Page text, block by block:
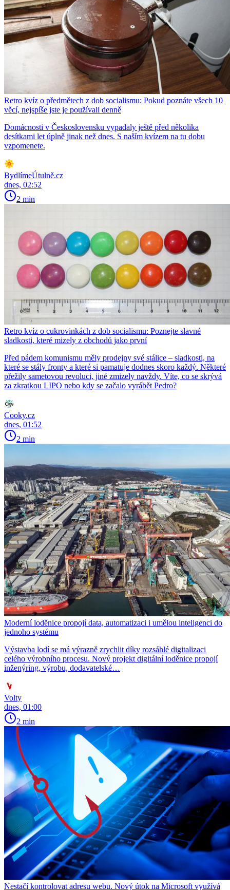
Retro kvíz o předmětech z dob socialismu: Pokud poznáte všech 10
věcí, nejspíše jste je používali denně
Domácnosti v Československu vypadaly ještě před několika
desítkami let úplně jinak než dnes. S naším kvízem na tu dobu
vzpomenete.
BydlímeÚtulně.cz
dnes, 02:52
2 min
Retro kvíz o cukrovinkách z dob socialismu: Poznejte slavné
sladkosti, které mizely z obchodů jako první
Před pádem komunismu měly prodejny své stálice – sladkosti, na
které se stály fronty a které si pamatuje dodnes skoro každý. Některé
přežily sametovou revoluci, jiné zmizely navždy. Víte, co se skrývá
za zkratkou LIPO nebo kdy se začalo vyrábět Pedro?
Cooky.cz
dnes, 01:52
2 min
Moderní loděnice propojí data, automatizaci i umělou inteligenci do
jednoho systému
Výstavba lodí se má výrazně zrychlit díky rozsáhlé digitalizaci
celého výrobního procesu. Nový projekt digitální loděnice propojí
inženýring, výrobu, dodavatelské…
Volty
dnes, 01:00
2 min
Nestačí kontrolovat adresu webu. Nový útok na Microsoft využívá